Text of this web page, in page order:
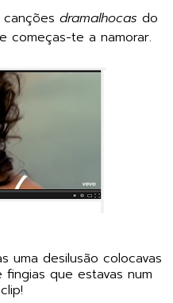
dramalhocas do
começas-te a namorar.
uma desilusão colocavas
que estavas num